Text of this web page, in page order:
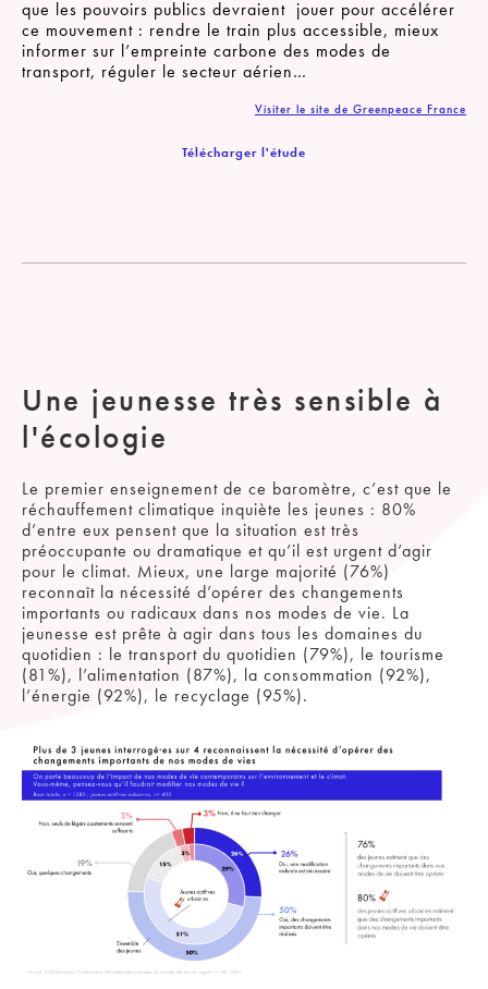
que les pouvoirs publics devraient jouer pour accélérer
ce mouvement : rendre le train plus accessible, mieux
informer sur l’empreinte carbone des modes de
transport, réguler le secteur aérien…
Visiter le site de Greenpeace France
Télécharger l'étude
Une jeunesse très sensible à
l'écologie
Le premier enseignement de ce baromètre, c’est que le
réchauffement climatique inquiète les jeunes : 80%
d’entre eux pensent que la situation est très
préoccupante ou dramatique et qu’il est urgent d’agir
pour le climat. Mieux, une large majorité (76%)
reconnaît la nécessité d’opérer des changements
importants ou radicaux dans nos modes de vie. La
jeunesse est prête à agir dans tous les domaines du
quotidien : le transport du quotidien (79%), le tourisme
(81%), l’alimentation (87%), la consommation (92%),
l’énergie (92%), le recyclage (95%).